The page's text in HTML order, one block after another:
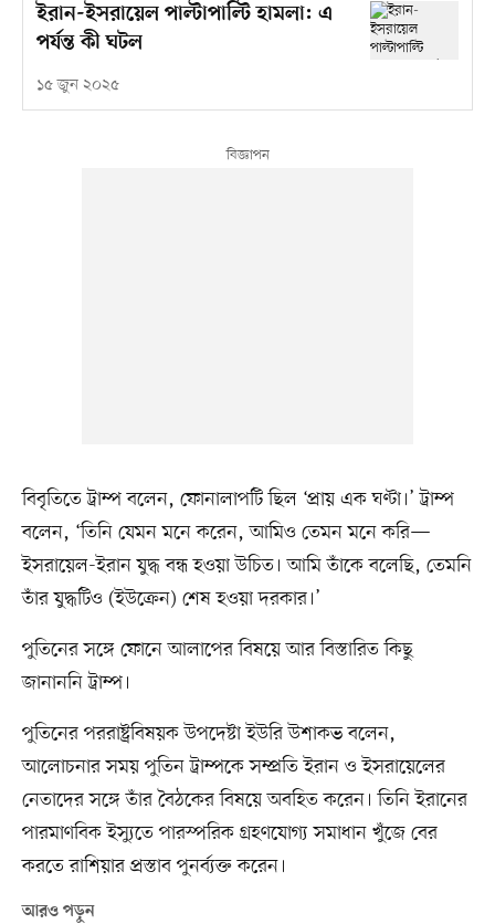
ইরান-ইসরায়েল পাল্টাপাল্টি হামলা: এ
পর্যন্ত কী ঘটল
১৫ জুন ২০২৫
বিবৃতিতে ট্রাম্প বলেন, ফোনালাপটি ছিল ‘প্রায় এক ঘণ্টা।’ ট্রাম্প
বলেন, ‘তিনি যেমন মনে করেন, আমিও তেমন মনে করি—
ইসরায়েল-ইরান যুদ্ধ বন্ধ হওয়া উচিত। আমি তাঁকে বলেছি, তেমনি
তাঁর যুদ্ধটিও (ইউক্রেন) শেষ হওয়া দরকার।’
পুতিনের সঙ্গে ফোনে আলাপের বিষয়ে আর বিস্তারিত কিছু
জানাননি ট্রাম্প।
পুতিনের পররাষ্ট্রবিষয়ক উপদেষ্টা ইউরি উশাকভ বলেন,
আলোচনার সময় পুতিন ট্রাম্পকে সম্প্রতি ইরান ও ইসরায়েলের
নেতাদের সঙ্গে তাঁর বৈঠকের বিষয়ে অবহিত করেন। তিনি ইরানের
পারমাণবিক ইস্যুতে পারস্পরিক গ্রহণযোগ্য সমাধান খুঁজে বের
করতে রাশিয়ার প্রস্তাব পুনর্ব্যক্ত করেন।
আরও পড়ুন